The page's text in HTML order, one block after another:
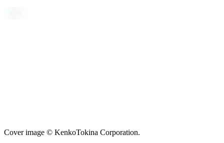
Cover image © KenkoTokina Corporation.